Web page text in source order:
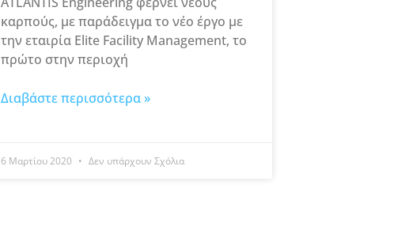
καρπούς, με παράδειγμα το νέο έργο με
την εταιρία Elite Facility Management, το
πρώτο στην περιοχή
Διαβάστε περισσότερα »
6 Μαρτίου 2020 Δεν υπάρχουν Σχόλια